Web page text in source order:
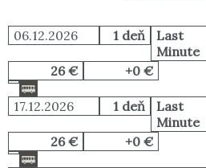
06.12.2026 1 deň
Last
Minute
26 €
+0 €
17.12.2026 1 deň
Last
Minute
26 €
+0 €